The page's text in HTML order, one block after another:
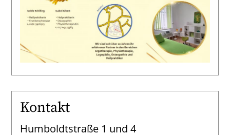
Kontakt
Humboldtstraße 1 und 4